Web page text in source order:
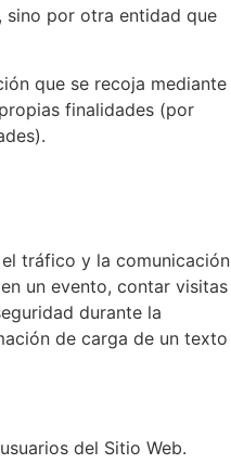
sino por otra entidad que
que se recoja mediante
finalidades (por
tráfico y la comunicación
un evento, contar visitas
durante la
de carga de un texto
del Sitio Web.